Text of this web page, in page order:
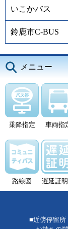
いこかバス
鈴鹿市C-BUS
メニュー
乗降指定 車両指
路線図 遅延証
■近傍停留所